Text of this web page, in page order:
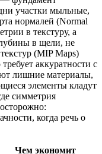
участки мыльные,
нормалей (Normal
в текстуру, а
в щели, не
(MIP Maps)
аккуратности с
лишние материалы,
элементы кладут
симметрия
когда речь о
Чем экономит